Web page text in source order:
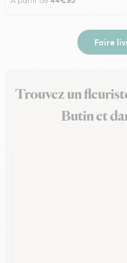
Faire
Trouvez un
Butin et